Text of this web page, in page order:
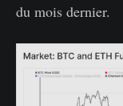
du mois dernier.